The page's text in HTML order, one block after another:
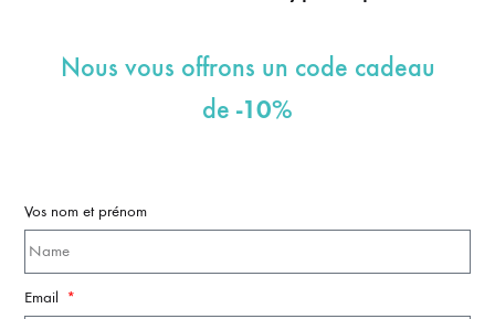
Nous vous offrons un code cadeau
de -10%
Vos nom et prénom
Email